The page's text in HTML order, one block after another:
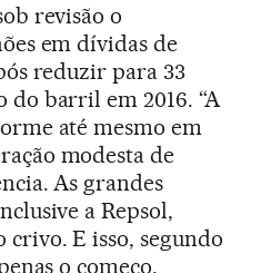
revisão o
em dívidas de
reduzir para 33
do barril em 2016. “A
até mesmo em
modesta de
As grandes
a Repsol,
crivo. E isso, segundo
o começo.